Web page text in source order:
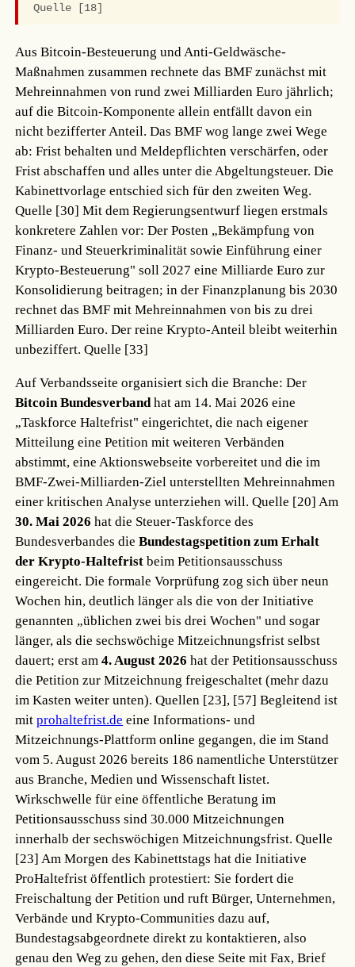
Quelle [18]
Aus Bitcoin-Besteuerung und Anti-Geldwäsche-
Maßnahmen zusammen rechnete das BMF zunächst mit
Mehreinnahmen von rund zwei Milliarden Euro jährlich;
auf die Bitcoin-Komponente allein entfällt davon ein
nicht bezifferter Anteil. Das BMF wog lange zwei Wege
ab: Frist behalten und Meldepflichten verschärfen, oder
Frist abschaffen und alles unter die Abgeltungsteuer. Die
Kabinettvorlage entschied sich für den zweiten Weg.
Quelle [30] Mit dem Regierungsentwurf liegen erstmals
konkretere Zahlen vor: Der Posten „Bekämpfung von
Finanz- und Steuerkriminalität sowie Einführung einer
Krypto-Besteuerung" soll 2027 eine Milliarde Euro zur
Konsolidierung beitragen; in der Finanzplanung bis 2030
rechnet das BMF mit Mehreinnahmen von bis zu drei
Milliarden Euro. Der reine Krypto-Anteil bleibt weiterhin
unbeziffert.Quelle [33]
Auf Verbandsseite organisiert sich die Branche: Der
Bitcoin Bundesverbandhat am 14. Mai 2026 eine
„Taskforce Haltefrist" eingerichtet, die nach eigener
Mitteilung eine Petition mit weiteren Verbänden
abstimmt, eine Aktionswebseite vorbereitet und die im
BMF-Zwei-Milliarden-Ziel unterstellten Mehreinnahmen
einer kritischen Analyse unterziehen will.Quelle [20] Am
30. Mai 2026 hat die Steuer-Taskforce des
Bundesverbandes dieBundestagspetition zum Erhalt
der Krypto-Haltefrist beim Petitionsausschuss
eingereicht. Die formale Vorprüfung zog sich über neun
Wochen hin, deutlich länger als die von der Initiative
genannten „üblichen zwei bis drei Wochen" und sogar
länger, als die sechswöchige Mitzeichnungsfrist selbst
dauert; erst am4. August 2026 hat der Petitionsausschuss
die Petition zur Mitzeichnung freigeschaltet (mehr dazu
im Kasten weiter unten).Quellen [23], [57] Begleitend ist
mitprohaltefrist.de eine Informations- und
Mitzeichnungs-Plattform online gegangen, die im Stand
vom 5. August 2026 bereits 186 namentliche Unterstützer
aus Branche, Medien und Wissenschaft listet.
Wirkschwelle für eine öffentliche Beratung im
Petitionsausschuss sind 30.000 Mitzeichnungen
innerhalb der sechswöchigen Mitzeichnungsfrist.Quelle
[23] Am Morgen des Kabinettstags hat die Initiative
ProHaltefrist öffentlich protestiert: Sie fordert die
Freischaltung der Petition und ruft Bürger, Unternehmen,
Verbände und Krypto-Communities dazu auf,
Bundestagsabgeordnete direkt zu kontaktieren, also
genau den Weg zu gehen, den diese Seite mit Fax, Brief